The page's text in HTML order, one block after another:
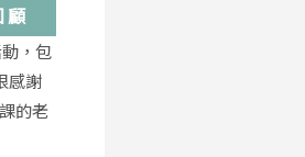
顧
，包
感謝
的老